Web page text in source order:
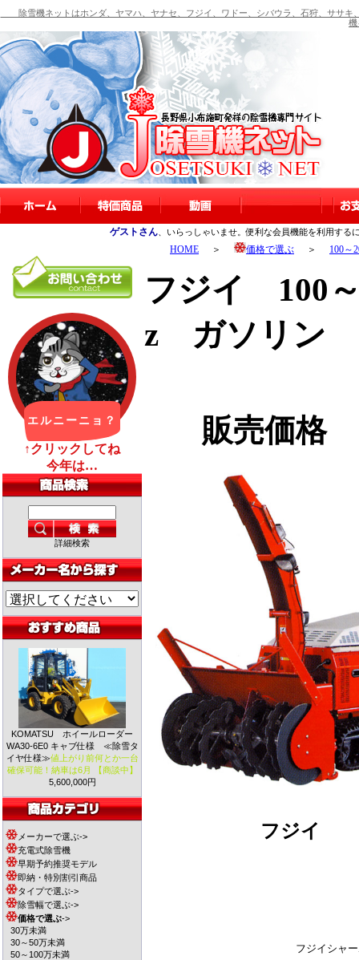
除雪機ネットはホンダ、ヤマハ、ヤナセ、フジイ、ワドー、シバウラ、石狩、ササキ
機
ゲストさん 、いらっしゃいませ。便利な会員機能を利用する
詳細検索
KOMATSU ホイールローダー
WA30-6E0 キャブ仕様 ≪除雪タ
イヤ仕様≫値上がり前何とか一台
確保可能！納車は6月 【商談中】
5,600,000円
メーカーで選ぶ->
充電式除雪機
早期予約推奨モデル
即納・特別割引商品
タイプで選ぶ->
除雪幅で選ぶ->
価格で選ぶ->
30万未満
30～50万未満
50～100万未満
HOME ＞ 価格で選ぶ ＞ 100～
フジイ 100
z ガソリン
販売価格
フジイ
フジイシャ